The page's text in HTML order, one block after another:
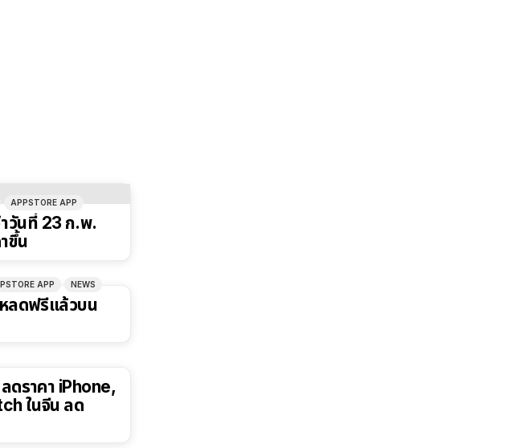
APPSTORE APP
วันที่ 23 ก.พ.
ขึ้น
APP NEWS
หลดฟรีแล้วบน
ดราคา iPhone,
ในจีน ลด